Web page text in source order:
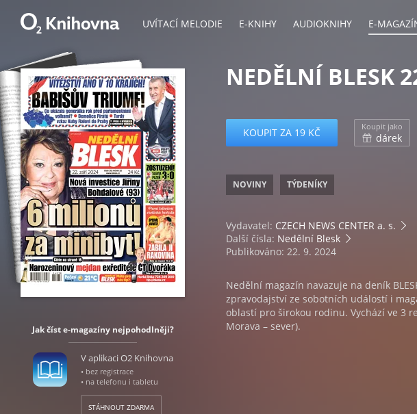
UVÍTACÍ MELODIE E-KNIHY AUDIOKNIHY E-
Jak číst e-magazíny nejpohodlněji?
V aplikaci O2 Knihovna
• bez registrace
• na telefonu i tabletu
STÁHNOUT ZDARMA
NEDĚLNÍ BLESK
KOUPIT ZA 19 KČ Koupit jako
dárek
NOVINY TÝDENÍKY
Vydavatel: CZECH NEWS CENTER a. s.
Další čísla: Nedělní Blesk
Publikováno: 22. 9. 2024
Nedělní magazín navazuje na deník
zpravodajství ze sobotních událostí i
oblastí pro širokou rodinu. Vychází ve 3
Morava – sever).